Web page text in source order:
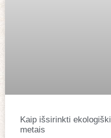
Kaip išsirinkti
metais